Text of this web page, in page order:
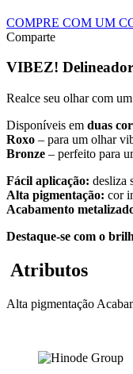
COMPRE COM UM
Comparte
VIBEZ!
Realce seu olhar com
Disponíveis em duas
Roxo – para um olhar
Bronze – perfeito para
Fácil aplicação: desliza
Alta pigmentação: cor
Acabamento
Destaque-se com o
Atributos
Alta pigmentação